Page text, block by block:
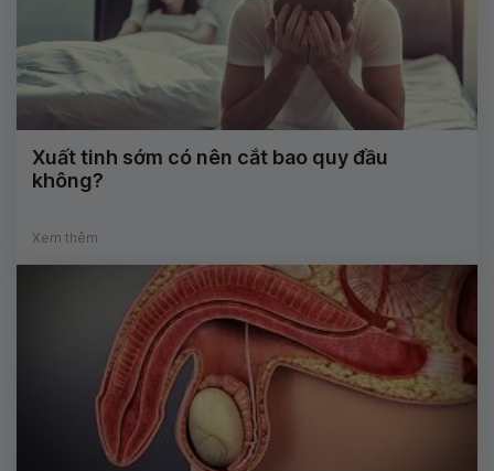
Xuất tinh sớm có nên cắt bao quy đầu
không?
Xem thêm